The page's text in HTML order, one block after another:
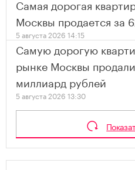
Самая дорогая
Москвы продается за
5 августа 2026 14:15
Самую дорогую
рынке Москвы
миллиард рублей
5 августа 2026 13:30